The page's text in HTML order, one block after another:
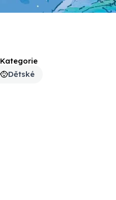
Kategorie
Dětské